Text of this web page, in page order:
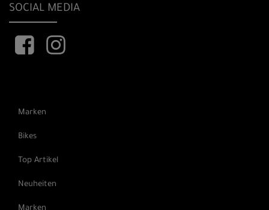
SOCIAL MEDIA
Marken
Bikes
Top Artikel
Neuheiten